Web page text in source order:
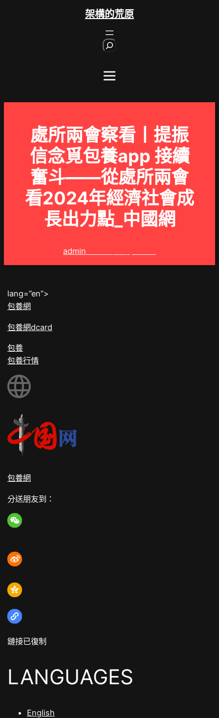
架構的荒原
處所兩會察看丨提振
信念覓包養app 接續
奮斗——從處所兩會
看2024年經濟社會成
長出力點_中國網
admin
lang=”en”>
包養網
包養網dcard
包養
包養行情
包養網
分送朋友到：
鏈接已復制
LANGUAGES
English